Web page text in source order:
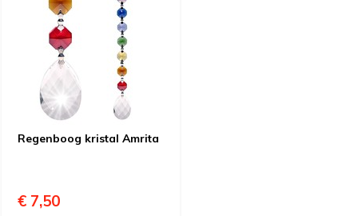
Regenboog kristal Amrita
€ 7,50